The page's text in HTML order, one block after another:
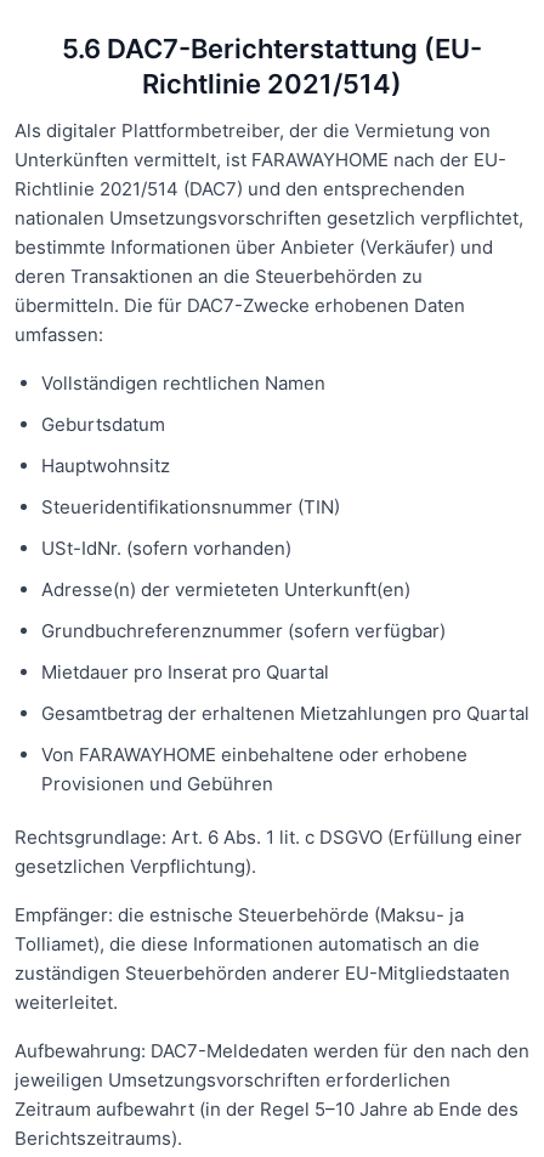
5.6 DAC7-Berichterstattung (EU-
Richtlinie 2021/514)
Als digitaler Plattformbetreiber, der die Vermietung von
Unterkünften vermittelt, ist FARAWAYHOME nach der EU-
Richtlinie 2021/514 (DAC7) und den entsprechenden
nationalen Umsetzungsvorschriften gesetzlich verpflichtet,
bestimmte Informationen über Anbieter (Verkäufer) und
deren Transaktionen an die Steuerbehörden zu
übermitteln. Die für DAC7-Zwecke erhobenen Daten
umfassen:
Vollständigen rechtlichen Namen
Geburtsdatum
Hauptwohnsitz
Steueridentifikationsnummer (TIN)
USt-IdNr. (sofern vorhanden)
Adresse(n) der vermieteten Unterkunft(en)
Grundbuchreferenznummer (sofern verfügbar)
Mietdauer pro Inserat pro Quartal
Gesamtbetrag der erhaltenen Mietzahlungen pro Quartal
Von FARAWAYHOME einbehaltene oder erhobene
Provisionen und Gebühren
Rechtsgrundlage: Art. 6 Abs. 1 lit. c DSGVO (Erfüllung einer
gesetzlichen Verpflichtung).
Empfänger: die estnische Steuerbehörde (Maksu- ja
Tolliamet), die diese Informationen automatisch an die
zuständigen Steuerbehörden anderer EU-Mitgliedstaaten
weiterleitet.
Aufbewahrung: DAC7-Meldedaten werden für den nach den
jeweiligen Umsetzungsvorschriften erforderlichen
Zeitraum aufbewahrt (in der Regel 5–10 Jahre ab Ende des
Berichtszeitraums).